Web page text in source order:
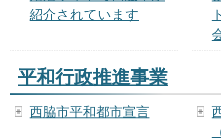
紹介されています
平和行政推進事業
西脇市平和都市宣言